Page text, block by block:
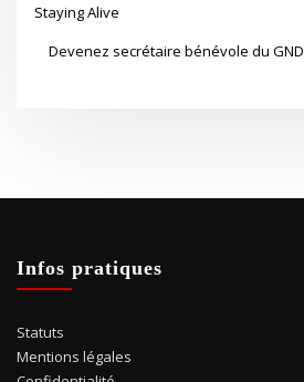
Staying Alive
Devenez secrétaire bénévole du GND
Infos pratiques
Statuts
Mentions légales